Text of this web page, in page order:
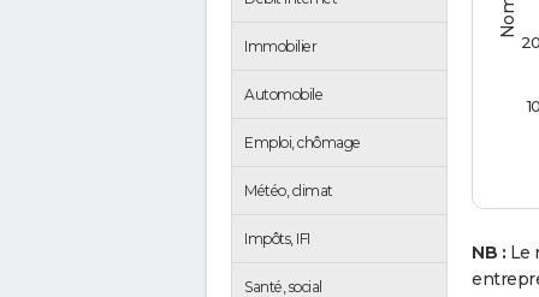
Immobilier
Automobile
Emploi, chômage
Météo, climat
Impôts, IFI
Santé, social
NB : Le